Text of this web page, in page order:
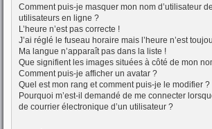
Comment puis-je masquer mon nom d’utilisateur
utilisateurs en ligne ?
L’heure n’est pas correcte !
J’ai réglé le fuseau horaire mais l’heure n’est
Ma langue n’apparaît pas dans la liste !
Que signifient les images situées à côté de mon
Comment puis-je afficher un avatar ?
Quel est mon rang et comment puis-je le modifier ?
Pourquoi m’est-il demandé de me connecter
de courrier électronique d’un utilisateur ?